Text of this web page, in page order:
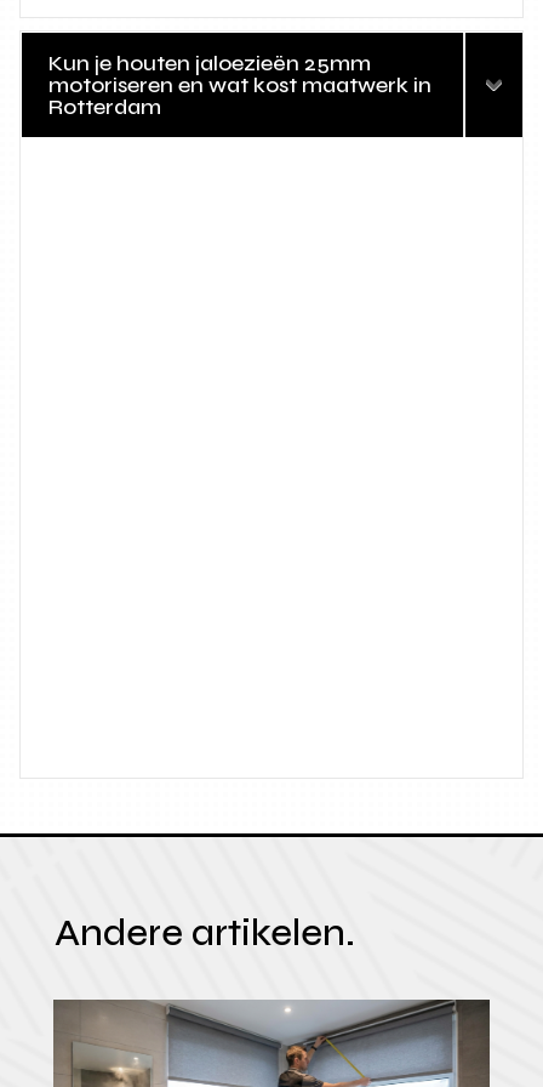
Kun je houten jaloezieën 25mm
motoriseren en wat kost maatwerk in
Rotterdam
Andere artikelen.